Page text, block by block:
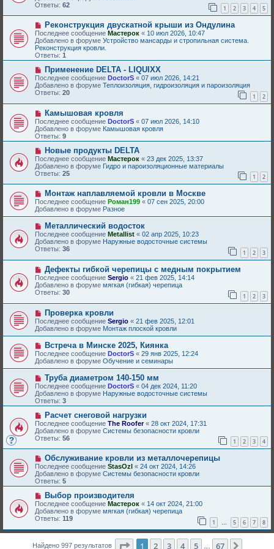
б
щ
е
н
и
е
о
е
с
о
б
щ
е
н
и
е
Ответы: 62 1 2 3 4 5
Н
о
в
о
е
с
о
о
б
щ
е
н
и
е
Реконструкция двускатной крыши из Ондулина
Последнее сообщение Мастерок « 10 июл 2026, 10:47
Добавлено в форуме Устройство мансарды и стропильная система.
Реконструкция кровли.
Ответы: 1
Н
о
в
о
е
с
о
о
б
щ
е
н
и
е
Применение DELTA - LIQUIXX
Последнее сообщение DoctorS « 07 июл 2026, 14:21
Добавлено в форуме Теплоизоляция, гидроизоляция и пароизоляция
Ответы: 20 1 2
Н
о
в
о
е
с
о
о
б
щ
е
н
и
е
Камышовая кровля
Последнее сообщение DoctorS « 07 июл 2026, 14:10
Добавлено в форуме Камышовая кровля
Ответы: 9
Н
о
в
о
е
с
о
б
щ
е
н
и
е
Новые продукты DELTA
Последнее сообщение Мастерок « 23 дек 2025, 13:37
Добавлено в форуме Гидро и пароизоляционные материалы
Ответы: 25 1 2
Н
о
в
е
с
о
о
б
щ
н
и
е
Монтаж наплавляемой кровли в Москве
Последнее сообщение Роман199 « 07 сен 2025, 20:00
Добавлено в форуме Разное
Н
о
в
о
с
о
о
б
щ
н
е
Металлический водосток
Последнее сообщение Metallist « 02 апр 2025, 10:23
Добавлено в форуме Наружные водосточные системы
Ответы: 36 1 2 3
Н
о
в
о
е
с
о
о
б
е
н
и
е
Дефекты гибкой черепицы с медным покрытием
Последнее сообщение Sergio « 21 фев 2025, 14:14
Добавлено в форуме мягкая (гибкая) черепица
Ответы: 30 1 2 3
Н
о
в
о
е
с
о
о
б
щ
е
н
и
е
Проверка кровли
Последнее сообщение Sergio « 21 фев 2025, 12:01
Добавлено в форуме Монтаж плоской кровли
Н
о
в
о
е
о
о
б
е
н
и
е
Встреча в Минске 2025, Киянка
Последнее сообщение DoctorS « 29 янв 2025, 12:24
Добавлено в форуме Обучение и семинары
Н
о
в
о
е
с
о
о
б
щ
е
н
и
е
Труба диаметром 140-150 мм
Последнее сообщение DoctorS « 04 дек 2024, 11:20
Добавлено в форуме Наружные водосточные системы
Ответы: 3
Н
о
в
о
е
с
о
о
б
щ
е
н
и
е
Расчет снеговой нагрузки
Последнее сообщение The Roofer« 28 окт 2024, 17:31
Добавлено в форуме Системы безопасности кровли
Ответы: 56 1 2 3 4
Н
о
в
о
е
с
о
б
щ
е
и
Обслуживание кровли из металлочерепицы
Последнее сообщение StasOzl « 24 окт 2024, 14:26
Добавлено в форуме Системы безопасности кровли
Ответы: 5
Н
о
в
о
с
о
Выбор производителя
Последнее сообщение Мастерок « 14 окт 2024, 21:00
Добавлено в форуме мягкая (гибкая) черепица
Ответы: 119 1 … 5 6 7 8
Найдено 997 результатов Страница из 67
1 2 3 4 5 67